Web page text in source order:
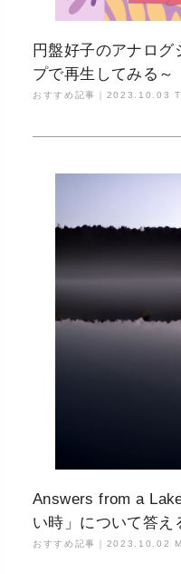
円盤好子のアナログ
プで再生してみる～
おすすめ記事｜ 2023.10.03
Answers from a
い時」について答え
おすすめ記事｜ 2023.10.02